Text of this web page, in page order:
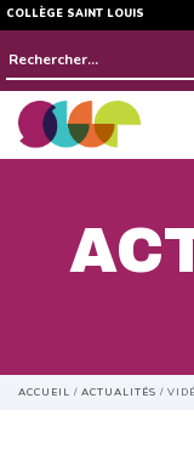
COLLÈGE SAINT LOUIS
Rechercher :
ACCUEIL / ACTUALITÉS /